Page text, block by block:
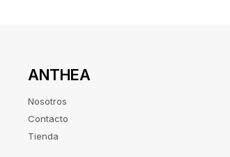
ANTHEA
Nosotros
Contacto
Tienda